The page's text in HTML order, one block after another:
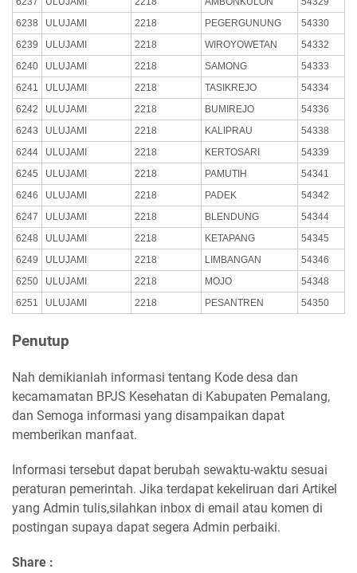
6238
ULUJAMI 2218 PEGERGUNUNG
54330
6239
ULUJAMI 2218 WIROYOWETAN
54332
6240
ULUJAMI 2218 SAMONG
54333
6241
ULUJAMI 2218 TASIKREJO
54334
6242
ULUJAMI 2218 BUMIREJO
54336
6243
ULUJAMI 2218 KALIPRAU
54338
6244
ULUJAMI 2218 KERTOSARI
54339
6245
ULUJAMI 2218 PAMUTIH
54341
6246
ULUJAMI 2218 PADEK
54342
6247
ULUJAMI 2218 BLENDUNG
54344
6248
ULUJAMI 2218 KETAPANG
54345
6249
ULUJAMI 2218 LIMBANGAN
54346
6250
ULUJAMI 2218 MOJO
54348
6251
ULUJAMI 2218 PESANTREN 54350
Penutup
Nah demikianlah informasi tentang Kode desa dan
kecamamatan BPJS Kesehatan di Kabupaten Pemalang,
dan Semoga informasi yang disampaikan dapat
memberikan manfaat.
Informasi tersebut dapat berubah sewaktu-waktu sesuai
peraturan pemerintah. Jika terdapat kekeliruan dari Artikel
yang Admin tulis,silahkan inbox di email atau komen di
postingan supaya dapat segera Admin perbaiki.
Share :